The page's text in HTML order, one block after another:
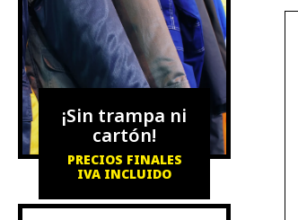
¡Sin trampa ni
cartón!
PRECIOS FINALES
IVA INCLUIDO